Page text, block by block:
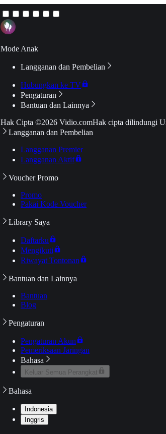
Mode Anak
Langganan dan Pembelian
Hubungkan ke TV
Pengaturan
Bantuan dan Lainnya
Hak Cipta ©2026 Vidio.comHak cipta dilindungi
Langganan dan Pembelian
Langganan Premier
Langganan Aktif
Voucher Promo
Promo
Pakai Kode Voucher
Library Saya
Daftarku
Mengikuti
Riwayat Tontonan
Bantuan dan Lainnya
Bantuan
Blog
Pengaturan
Pengaturan Akun
Pemeriksaan Jaringan
Bahasa
Keluar Semua Perangkat
Bahasa
Indonesia
Inggris